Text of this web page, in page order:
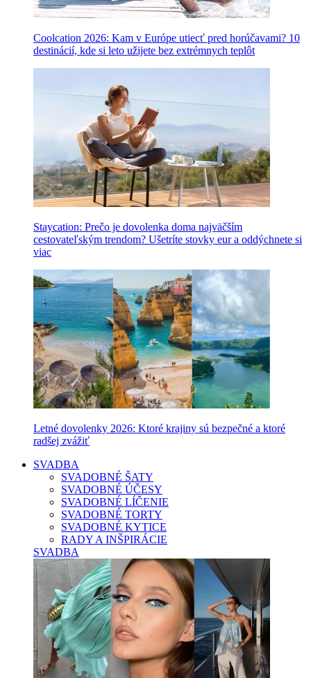
Coolcation 2026: Kam v Európe utiecť pred horúčavami? 10
destinácií, kde si leto užijete bez extrémnych teplôt
Staycation: Prečo je dovolenka doma najväčším
cestovateľským trendom? Ušetríte stovky eur a oddýchnete si
viac
Letné dovolenky 2026: Ktoré krajiny sú bezpečné a ktoré
radšej zvážiť
SVADBA
SVADOBNÉ ŠATY
SVADOBNÉ ÚČESY
SVADOBNÉ LÍČENIE
SVADOBNÉ TORTY
SVADOBNÉ KYTICE
RADY A INŠPIRÁCIE
SVADBA